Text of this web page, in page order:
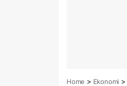
Home > Ekonomi >